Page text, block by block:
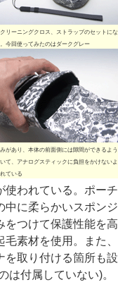
リーニングクロス、ストラップのセットにな
今回使ってみたのはダークグレー
があり、本体の前面側には隙間ができるよう
て、アナログスティックに負担をかけないよ
ている
使われている。ポーチ
中に柔らかいスポンジ
をつけて保護性能を高
素材を使用。また、
を取り付ける箇所も設
は付属していない)。